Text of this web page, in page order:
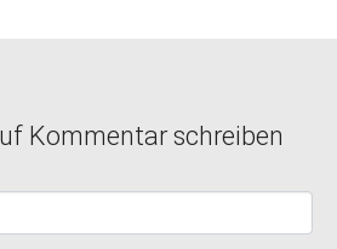
Kommentar schreiben